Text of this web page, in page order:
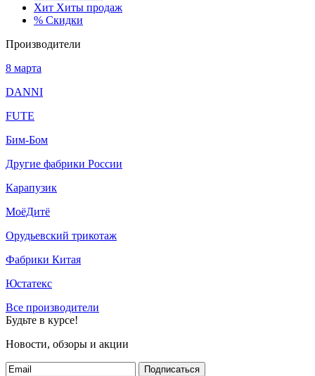
Хит Хиты продаж
% Скидки
Производители
8 марта
DANNI
FUTE
Бим-Бом
Другие фабрики России
Карапузик
МоёДитё
Орудьевский трикотаж
Фабрики Китая
Юстатекс
Все производители
Будьте в курсе!
Новости, обзоры и акции
Подписаться